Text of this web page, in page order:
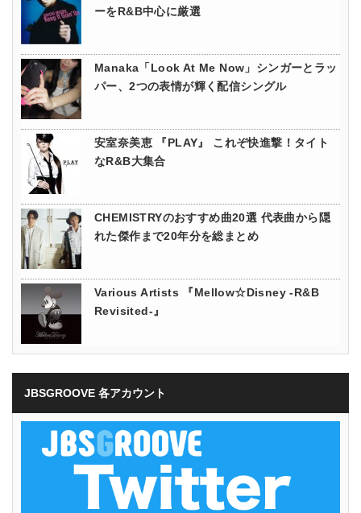
ーをR&B中心に厳選
Manaka「Look At Me Now」シンガーとラッ
パー、2つの表情が輝く配信シングル
安室奈美恵 『PLAY』 これぞ快進撃！タイト
なR&B大集合
CHEMISTRYのおすすめ曲20選 代表曲から隠
れた傑作まで20年分を総まとめ
Various Artists 『Mellow☆Disney -R&B
Revisited-』
JBSGROOVE 各アカウント